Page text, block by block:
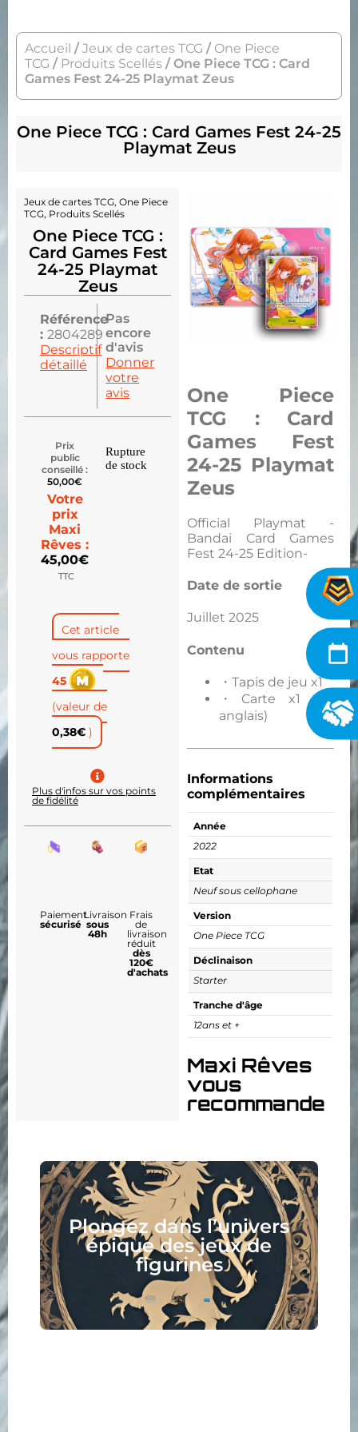
Accueil /Jeux de cartes TCG / One Piece
TCG / Produits Scellés / One Piece TCG : Card
Games Fest 24-25 Playmat Zeus
One Piece TCG : Card Games Fest 24-25
Playmat Zeus
One Piece
TCG : Card
Games Fest
24-25 Playmat
Zeus
Official Playmat -
Bandai Card Games
Fest 24-25 Edition-
Date de sortie​
Juillet 2025
Contenu
・Tapis de jeu x1
・Carte x1 (en
anglais)
Informations
complémentaires
Année
2022
Etat
Neuf sous cellophane
Version
One Piece TCG
Déclinaison
Starter
Tranche d'âge
12ans et +
Maxi Rêves
vous
recommande
Jeux de cartes TCG, One Piece
TCG, Produits Scellés
One Piece TCG :
Card Games Fest
24-25 Playmat
Zeus
Référence
: 2804289
Descriptif
détaillé
Pas
encore
d'avis
Donner
votre
avis
Prix
public
conseillé :
50,00€
Votre
prix
Maxi
Rêves :
45,00€
TTC
Rupture
de stock
Cet article
vous rapporte
45
(valeur de
0,38€ )
Plus d'infos sur vos points
de fidélité
Paiement
sécurisé
Livraison
sous
48h
Frais
de
livraison
réduit
dès
120€
d'achats
Plongez dans l’univers
épique des jeux de
figurines